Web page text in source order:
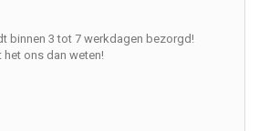
binnen 3 tot 7 werkdagen bezorgd!
ons dan weten!